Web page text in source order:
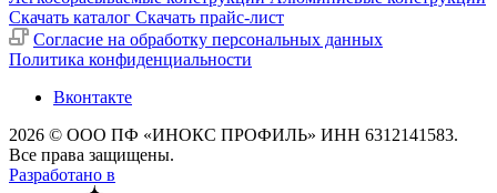
Скачать каталог Скачать прайс-лист
Cогласие на обработку персональных данных
Политика конфиденциальности
Вконтакте
2026 © ООО ПФ «ИНОКС ПРОФИЛЬ» ИНН 6312141583.
Все права защищены.
Разработано в